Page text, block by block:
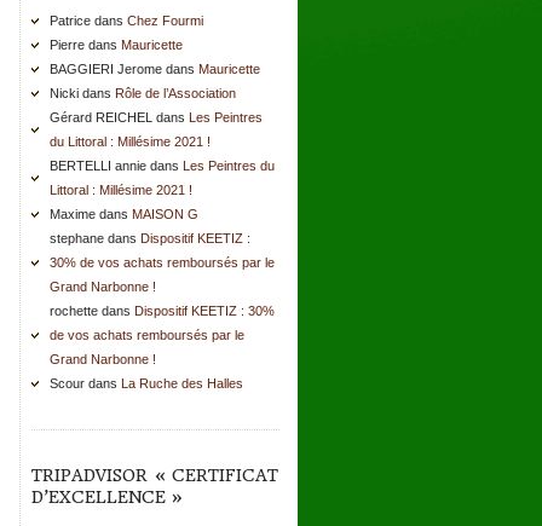
Patrice dansChez Fourmi
Pierre dans Mauricette
BAGGIERI Jerome dans Mauricette
Nicki dans Rôle de l’Association
Gérard REICHEL dans Les Peintres
du Littoral : Millésime 2021 !
BERTELLI annie dans Les Peintres du
Littoral : Millésime 2021 !
Maxime dans MAISON G
stephane dans Dispositif KEETIZ :
30% de vos achats remboursés par le
Grand Narbonne !
rochette dans Dispositif KEETIZ : 30%
de vos achats remboursés par le
Grand Narbonne !
Scour dans La Ruche des Halles
TRIPADVISOR « CERTIFICAT
D’EXCELLENCE »